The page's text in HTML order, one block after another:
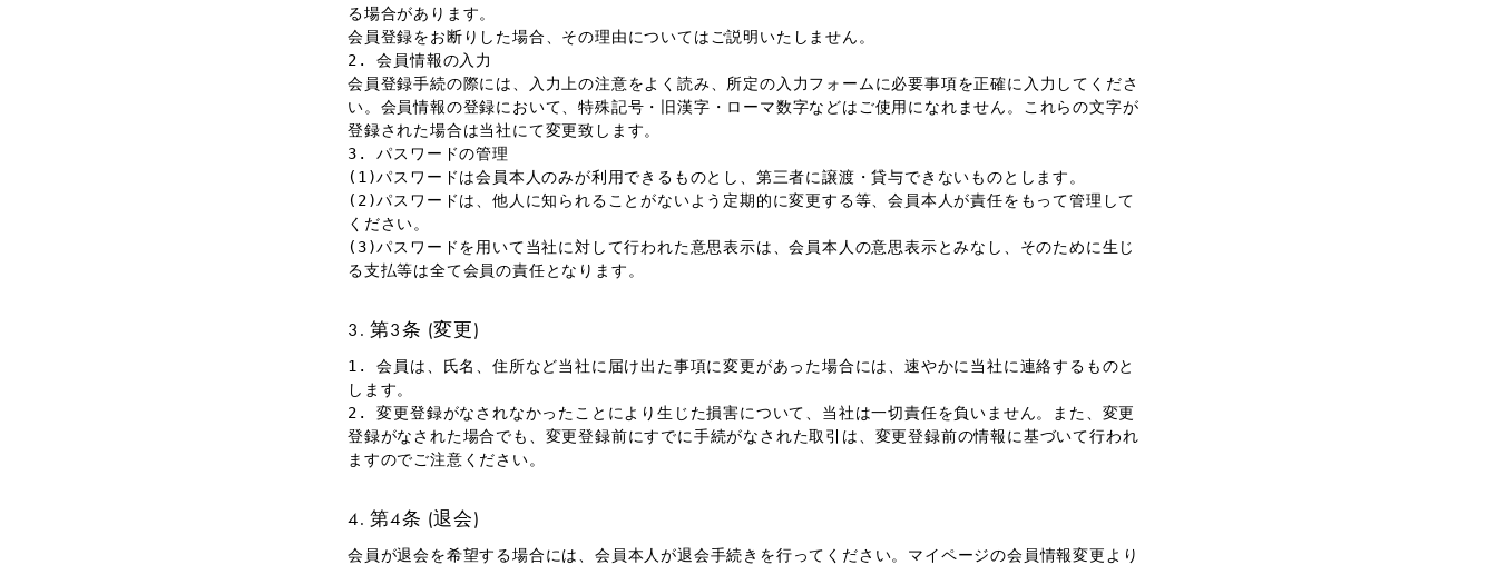
る場合があります。
会員登録をお断りした場合、その理由についてはご説明いたしません。
2. 会員情報の入力
会員登録手続の際には、入力上の注意をよく読み、所定の入力フォームに必要事項を正確に入力してくださ
い。会員情報の登録において、特殊記号・旧漢字・ローマ数字などはご使用になれません。これらの文字が
登録された場合は当社にて変更致します。
3. パスワードの管理
(1)パスワードは会員本人のみが利用できるものとし、第三者に譲渡・貸与できないものとします。
(2)パスワードは、他人に知られることがないよう定期的に変更する等、会員本人が責任をもって管理して
ください。
(3)パスワードを用いて当社に対して行われた意思表示は、会員本人の意思表示とみなし、そのために生じ
る支払等は全て会員の責任となります。
第3条 (変更)
1. 会員は、氏名、住所など当社に届け出た事項に変更があった場合には、速やかに当社に連絡するものと
します。
2. 変更登録がなされなかったことにより生じた損害について、当社は一切責任を負いません。また、変更
登録がなされた場合でも、変更登録前にすでに手続がなされた取引は、変更登録前の情報に基づいて行われ
ますのでご注意ください。
第4条 (退会)
会員が退会を希望する場合には、会員本人が退会手続きを行ってください。マイページの会員情報変更より